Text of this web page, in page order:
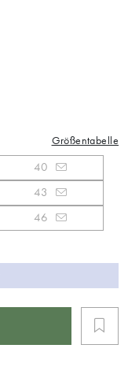
Größentabelle
40
43
46